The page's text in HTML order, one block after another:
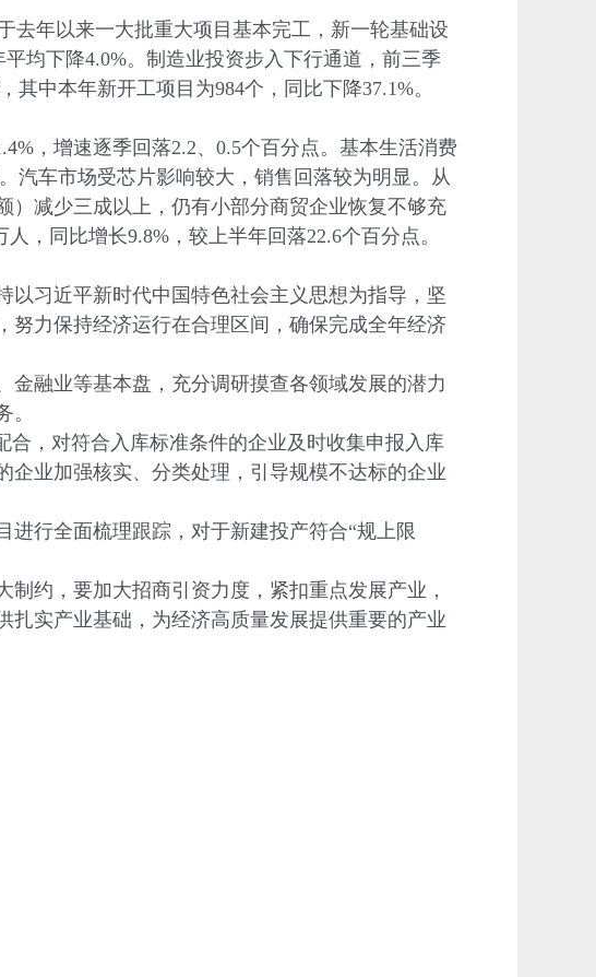
年以来一大批重大项目基本完工，新一轮基础设
均下降4.0%。制造业投资步入下行通道，前三季
中本年新开工项目为984个，同比下降37.1%。
，增速逐季回落2.2、0.5个百分点。基本生活消费
汽车市场受芯片影响较大，销售回落较为明显。从
）减少三成以上，仍有小部分商贸企业恢复不够充
，同比增长9.8%，较上半年回落22.6个百分点。
习近平新时代中国特色社会主义思想为指导，坚
努力保持经济运行在合理区间，确保完成全年经济
融业等基本盘，充分调研摸查各领域发展的潜力
，对符合入库标准条件的企业及时收集申报入库
业加强核实、分类处理，引导规模不达标的企业
行全面梳理跟踪，对于新建投产符合“规上限
约，要加大招商引资力度，紧扣重点发展产业，
实产业基础，为经济高质量发展提供重要的产业